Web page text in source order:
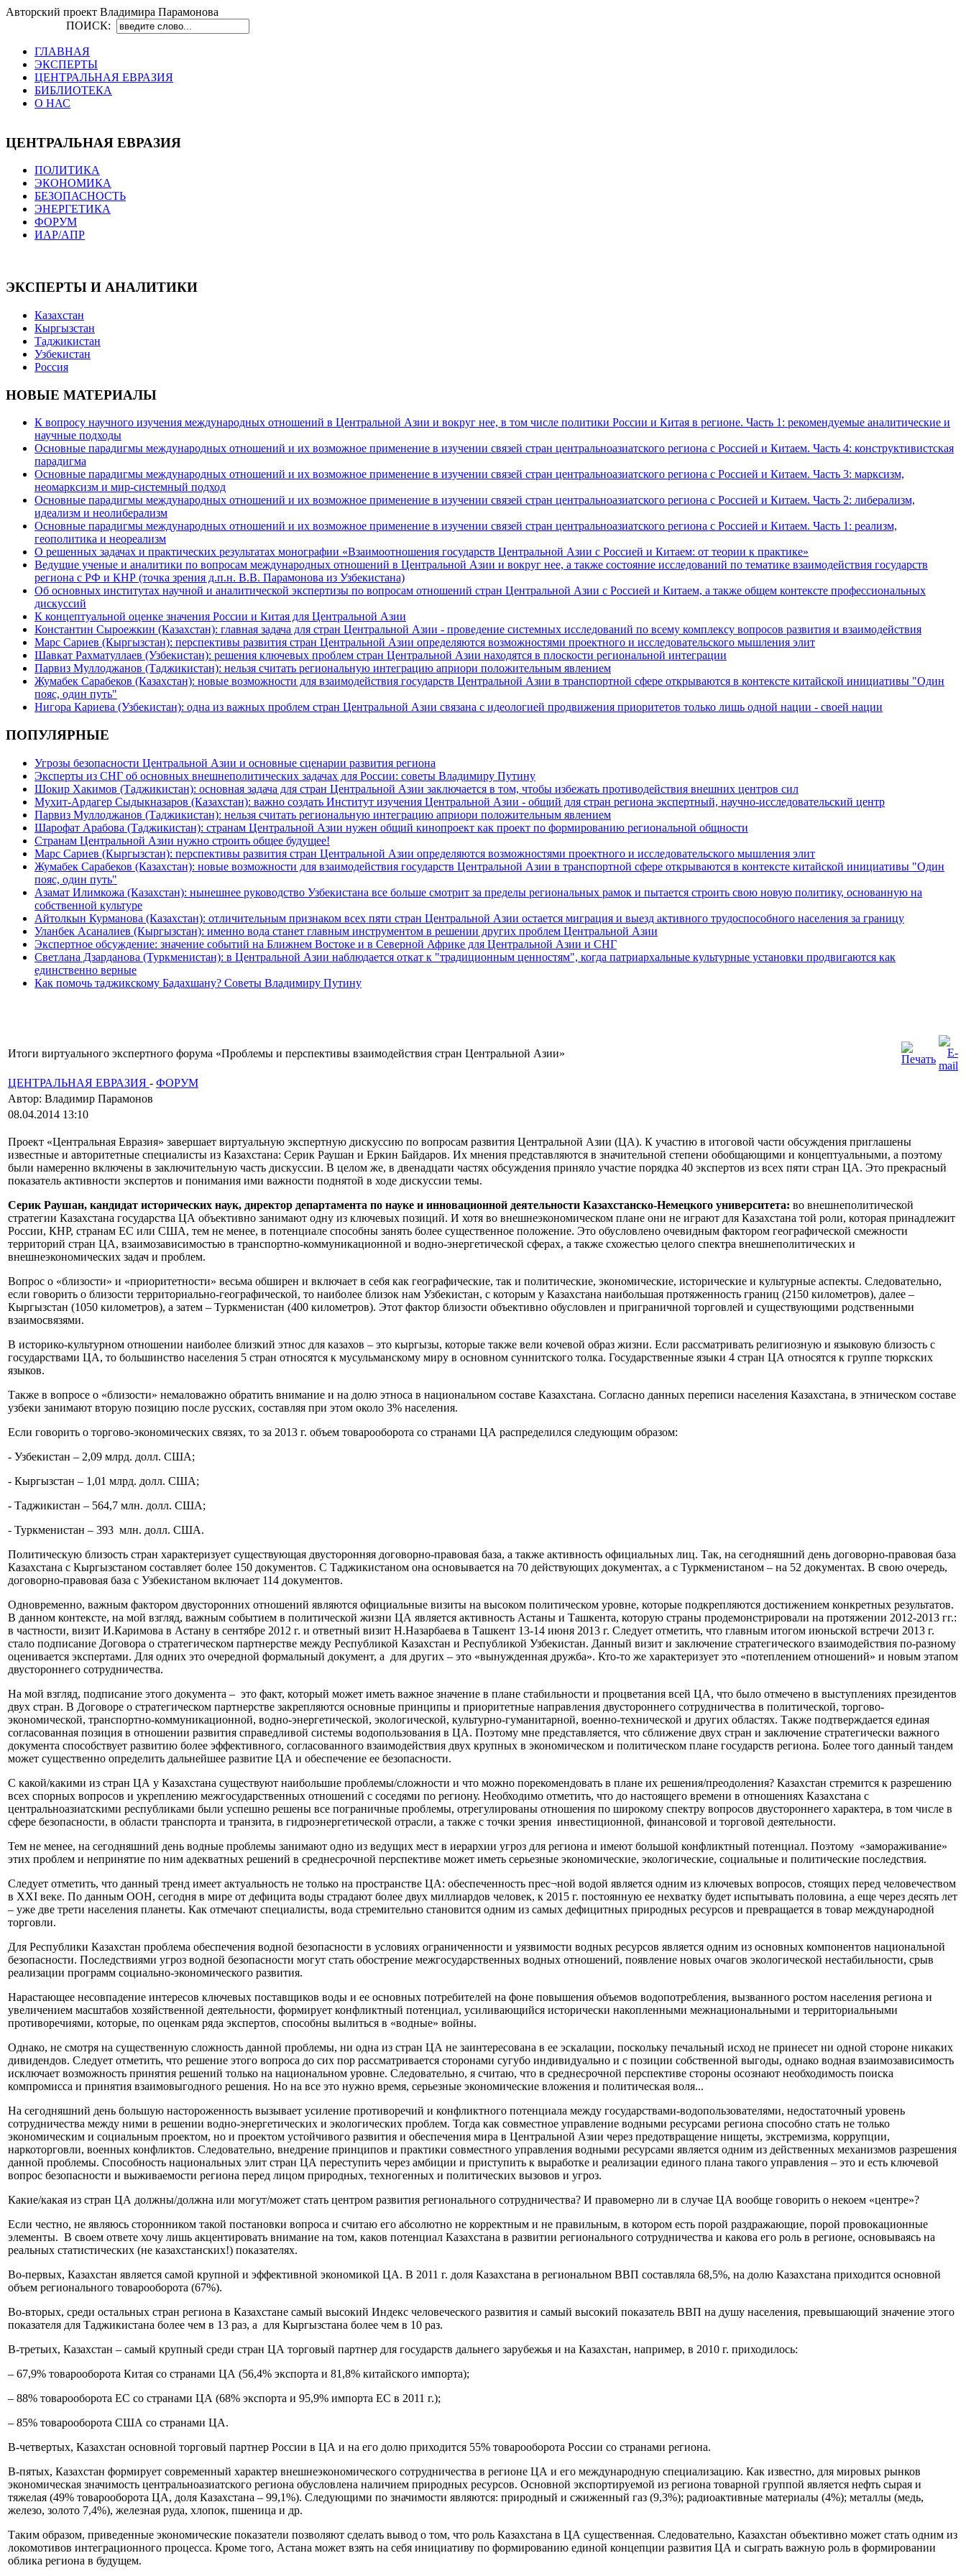
Авторский проект Владимира Парамонова
ПОИСК:
ГЛАВНАЯ
ЭКСПЕРТЫ
ЦЕНТРАЛЬНАЯ ЕВРАЗИЯ
БИБЛИОТЕКА
О НАС
ЦЕНТРАЛЬНАЯ ЕВРАЗИЯ
ПОЛИТИКА
ЭКОНОМИКА
БЕЗОПАСНОСТЬ
ЭНЕРГЕТИКА
ФОРУМ
ИАР/АПР
ЭКСПЕРТЫ И АНАЛИТИКИ
Казахстан
Кыргызстан
Таджикистан
Узбекистан
Россия
НОВЫЕ МАТЕРИАЛЫ
К вопросу научного изучения международных отношений в Центральной Азии и вокруг нее, в том числе политики России и Китая в регионе. Часть 1: рекомендуемые аналитические и
научные подходы
Основные парадигмы международных отношений и их возможное применение в изучении связей стран центральноазиатского региона с Россией и Китаем. Часть 4: конструктивистская
парадигма
Основные парадигмы международных отношений и их возможное применение в изучении связей стран центральноазиатского региона с Россией и Китаем. Часть 3: марксизм,
неомарксизм и мир-системный подход
Основные парадигмы международных отношений и их возможное применение в изучении связей стран центральноазиатского региона с Россией и Китаем. Часть 2: либерализм,
идеализм и неолиберализм
Основные парадигмы международных отношений и их возможное применение в изучении связей стран центральноазиатского региона с Россией и Китаем. Часть 1: реализм,
геополитика и неореализм
О решенных задачах и практических результатах монографии «Взаимоотношения государств Центральной Азии с Россией и Китаем: от теории к практике»
Ведущие ученые и аналитики по вопросам международных отношений в Центральной Азии и вокруг нее, а также состояние исследований по тематике взаимодействия государств
региона с РФ и КНР (точка зрения д.п.н. В.В. Парамонова из Узбекистана)
Об основных институтах научной и аналитической экспертизы по вопросам отношений стран Центральной Азии с Россией и Китаем, а также общем контексте профессиональных
дискуссий
К концептуальной оценке значения России и Китая для Центральной Азии
Константин Сыроежкин (Казахстан): главная задача для стран Центральной Азии - проведение системных исследований по всему комплексу вопросов развития и взаимодействия
Марс Сариев (Кыргызстан): перспективы развития стран Центральной Азии определяются возможностями проектного и исследовательского мышления элит
Шавкат Рахматуллаев (Узбекистан): решения ключевых проблем стран Центральной Азии находятся в плоскости региональной интеграции
Парвиз Муллоджанов (Таджикистан): нельзя считать региональную интеграцию априори положительным явлением
Жумабек Сарабеков (Казахстан): новые возможности для взаимодействия государств Центральной Азии в транспортной сфере открываются в контексте китайской инициативы "Один
пояс, один путь"
Нигора Кариева (Узбекистан): одна из важных проблем стран Центральной Азии связана с идеологией продвижения приоритетов только лишь одной нации - своей нации
ПОПУЛЯРНЫЕ
Угрозы безопасности Центральной Азии и основные сценарии развития региона
Эксперты из СНГ об основных внешнеполитических задачах для России: советы Владимиру Путину
Шокир Хакимов (Таджикистан): основная задача для стран Центральной Азии заключается в том, чтобы избежать противодействия внешних центров сил
Мухит-Ардагер Сыдыкназаров (Казахстан): важно создать Институт изучения Центральной Азии - общий для стран региона экспертный, научно-исследовательский центр
Парвиз Муллоджанов (Таджикистан): нельзя считать региональную интеграцию априори положительным явлением
Шарофат Арабова (Таджикистан): странам Центральной Азии нужен общий кинопроект как проект по формированию региональной общности
Странам Центральной Азии нужно строить общее будущее!
Марс Сариев (Кыргызстан): перспективы развития стран Центральной Азии определяются возможностями проектного и исследовательского мышления элит
Жумабек Сарабеков (Казахстан): новые возможности для взаимодействия государств Центральной Азии в транспортной сфере открываются в контексте китайской инициативы "Один
пояс, один путь"
Азамат Илимкожа (Казахстан): нынешнее руководство Узбекистана все больше смотрит за пределы региональных рамок и пытается строить свою новую политику, основанную на
собственной культуре
Айтолкын Курманова (Казахстан): отличительным признаком всех пяти стран Центральной Азии остается миграция и выезд активного трудоспособного населения за границу
Уланбек Асаналиев (Кыргызстан): именно вода станет главным инструментом в решении других проблем Центральной Азии
Экспертное обсуждение: значение событий на Ближнем Востоке и в Северной Африке для Центральной Азии и СНГ
Светлана Дзарданова (Туркменистан): в Центральной Азии наблюдается откат к "традиционным ценностям", когда патриархальные культурные установки продвигаются как
единственно верные
Как помочь таджикскому Бадахшану? Советы Владимиру Путину
Итоги виртуального экспертного форума «Проблемы и перспективы взаимодействия стран Центральной Азии»
ЦЕНТРАЛЬНАЯ ЕВРАЗИЯ - ФОРУМ
Автор: Владимир Парамонов
08.04.2014 13:10
Проект «Центральная Евразия» завершает виртуальную экспертную дискуссию по вопросам развития Центральной Азии (ЦА). К участию в итоговой части обсуждения приглашены
известные и авторитетные специалисты из Казахстана: Серик Раушан и Еркин Байдаров. Их мнения представляются в значительной степени обобщающими и концептуальными, а поэтому
были намеренно включены в заключительную часть дискуссии. В целом же, в двенадцати частях обсуждения приняло участие порядка 40 экспертов из всех пяти стран ЦА. Это прекрасный
показатель активности экспертов и понимания ими важности поднятой в ходе дискуссии темы.
Серик Раушан, кандидат исторических наук, директор департамента по науке и инновационной деятельности Казахстанско-Немецкого университета: во внешнеполитической
стратегии Казахстана государства ЦА объективно занимают одну из ключевых позиций. И хотя во внешнеэкономическом плане они не играют для Казахстана той роли, которая принадлежит
России, КНР, странам ЕС или США, тем не менее, в потенциале способны занять более существенное положение. Это обусловлено очевидным фактором географической смежности
территорий стран ЦА, взаимозависимостью в транспортно-коммуникационной и водно-энергетической сферах, а также схожестью целого спектра внешнеполитических и
внешнеэкономических задач и проблем.
Вопрос о «близости» и «приоритетности» весьма обширен и включает в себя как географические, так и политические, экономические, исторические и культурные аспекты. Следовательно,
если говорить о близости территориально-географической, то наиболее близок нам Узбекистан, с которым у Казахстана наибольшая протяженность границ (2150 километров), далее –
Кыргызстан (1050 километров), а затем – Туркменистан (400 километров). Этот фактор близости объективно обусловлен и приграничной торговлей и существующими родственными
взаимосвязями.
В историко-культурном отношении наиболее близкий этнос для казахов – это кыргызы, которые также вели кочевой образ жизни. Если рассматривать религиозную и языковую близость с
государствами ЦА, то большинство населения 5 стран относятся к мусульманскому миру в основном суннитского толка. Государственные языки 4 стран ЦА относятся к группе тюркских
языков.
Также в вопросе о «близости» немаловажно обратить внимание и на долю этноса в национальном составе Казахстана. Согласно данных переписи населения Казахстана, в этническом составе
узбеки занимают вторую позицию после русских, составляя при этом около 3% населения.
Если говорить о торгово-экономических связях, то за 2013 г. объем товарооборота со странами ЦА распределился следующим образом:
- Узбекистан – 2,09 млрд. долл. США;
- Кыргызстан – 1,01 млрд. долл. США;
- Таджикистан – 564,7 млн. долл. США;
- Туркменистан – 393 млн. долл. США.
Политическую близость стран характеризует существующая двусторонняя договорно-правовая база, а также активность официальных лиц. Так, на сегодняшний день договорно-правовая база
Казахстана с Кыргызстаном составляет более 150 документов. С Таджикистаном она основывается на 70 действующих документах, а с Туркменистаном – на 52 документах. В свою очередь,
договорно-правовая база с Узбекистаном включает 114 документов.
Одновременно, важным фактором двусторонних отношений являются официальные визиты на высоком политическом уровне, которые подкрепляются достижением конкретных результатов.
В данном контексте, на мой взгляд, важным событием в политической жизни ЦА является активность Астаны и Ташкента, которую страны продемонстрировали на протяжении 2012-2013 гг.:
в частности, визит И.Каримова в Астану в сентябре 2012 г. и ответный визит Н.Назарбаева в Ташкент 13-14 июня 2013 г. Следует отметить, что главным итогом июньской встречи 2013 г.
стало подписание Договора о стратегическом партнерстве между Республикой Казахстан и Республикой Узбекистан. Данный визит и заключение стратегического взаимодействия по-разному
оценивается экспертами. Для одних это очередной формальный документ, а для других – это «вынужденная дружба». Кто-то же характеризует это «потеплением отношений» и новым этапом
двустороннего сотрудничества.
На мой взгляд, подписание этого документа – это факт, который может иметь важное значение в плане стабильности и процветания всей ЦА, что было отмечено в выступлениях президентов
двух стран. В Договоре о стратегическом партнерстве закрепляются основные принципы и приоритетные направления двустороннего сотрудничества в политической, торгово-
экономической, транспортно-коммуникационной, водно-энергетической, экологической, культурно-гуманитарной, военно-технической и других областях. Также подтверждается единая
согласованная позиция в отношении развития справедливой системы водопользования в ЦА. Поэтому мне представляется, что сближение двух стран и заключение стратегически важного
документа способствует развитию более эффективного, согласованного взаимодействия двух крупных в экономическом и политическом плане государств региона. Более того данный тандем
может существенно определить дальнейшее развитие ЦА и обеспечение ее безопасности.
С какой/какими из стран ЦА у Казахстана существуют наибольшие проблемы/сложности и что можно порекомендовать в плане их решения/преодоления? Казахстан стремится к разрешению
всех спорных вопросов и укреплению межгосударственных отношений с соседями по региону. Необходимо отметить, что до настоящего времени в отношениях Казахстана с
центральноазиатскими республиками были успешно решены все пограничные проблемы, отрегулированы отношения по широкому спектру вопросов двустороннего характера, в том числе в
сфере безопасности, в области транспорта и транзита, в гидроэнергетической отрасли, а также с точки зрения инвестиционной, финансовой и торговой деятельности.
Тем не менее, на сегодняшний день водные проблемы занимают одно из ведущих мест в иерархии угроз для региона и имеют большой конфликтный потенциал. Поэтому «замораживание»
этих проблем и непринятие по ним адекватных решений в среднесрочной перспективе может иметь серьезные экономические, экологические, социальные и политические последствия.
Следует отметить, что данный тренд имеет актуальность не только на пространстве ЦА: обеспеченность прес¬ной водой является одним из ключевых вопросов, стоящих перед человечеством
в XXI веке. По данным ООН, сегодня в мире от дефицита воды страдают более двух миллиардов человек, к 2015 г. постоянную ее нехватку будет испытывать половина, а еще через десять лет
– уже две трети населения планеты. Как отмечают специалисты, вода стремительно становится одним из самых дефицитных природных ресурсов и превращается в товар международной
торговли.
Для Республики Казахстан проблема обеспечения водной безопасности в условиях ограниченности и уязвимости водных ресурсов является одним из основных компонентов национальной
безопасности. Последствиями угроз водной безопасности могут стать обострение межгосударственных водных отношений, появление новых очагов экологической нестабильности, срыв
реализации программ социально-экономического развития.
Нарастающее несовпадение интересов ключевых поставщиков воды и ее основных потребителей на фоне повышения объемов водопотребления, вызванного ростом населения региона и
увеличением масштабов хозяйственной деятельности, формирует конфликтный потенциал, усиливающийся исторически накопленными межнациональными и территориальными
противоречиями, которые, по оценкам ряда экспертов, способны вылиться в «водные» войны.
Однако, не смотря на существенную сложность данной проблемы, ни одна из стран ЦА не заинтересована в ее эскалации, поскольку печальный исход не принесет ни одной стороне никаких
дивидендов. Следует отметить, что решение этого вопроса до сих пор рассматривается сторонами сугубо индивидуально и с позиции собственной выгоды, однако водная взаимозависимость
исключает возможность принятия решений только на национальном уровне. Следовательно, я считаю, что в среднесрочной перспективе стороны осознают необходимость поиска
компромисса и принятия взаимовыгодного решения. Но на все это нужно время, серьезные экономические вложения и политическая воля...
На сегодняшний день большую настороженность вызывает усиление противоречий и конфликтного потенциала между государствами-водопользователями, недостаточный уровень
сотрудничества между ними в решении водно-энергетических и экологических проблем. Тогда как совместное управление водными ресурсами региона способно стать не только
экономическим и социальным проектом, но и проектом устойчивого развития и обеспечения мира в Центральной Азии через предотвращение нищеты, экстремизма, коррупции,
наркоторговли, военных конфликтов. Следовательно, внедрение принципов и практики совместного управления водными ресурсами является одним из действенных механизмов разрешения
данной проблемы. Способность национальных элит стран ЦА переступить через амбиции и приступить к выработке и реализации единого плана такого управления – это и есть ключевой
вопрос безопасности и выживаемости региона перед лицом природных, техногенных и политических вызовов и угроз.
Какие/какая из стран ЦА должны/должна или могут/может стать центром развития регионального сотрудничества? И правомерно ли в случае ЦА вообще говорить о некоем «центре»?
Если честно, не являюсь сторонником такой постановки вопроса и считаю его абсолютно не корректным и не правильным, в котором есть порой раздражающие, порой провокационные
элементы. В своем ответе хочу лишь акцентировать внимание на том, каков потенциал Казахстана в развитии регионального сотрудничества и какова его роль в регионе, основываясь на
реальных статистических (не казахстанских!) показателях.
Во-первых, Казахстан является самой крупной и эффективной экономикой ЦА. В 2011 г. доля Казахстана в региональном ВВП составляла 68,5%, на долю Казахстана приходится основной
объем регионального товарооборота (67%).
Во-вторых, среди остальных стран региона в Казахстане самый высокий Индекс человеческого развития и самый высокий показатель ВВП на душу населения, превышающий значение этого
показателя для Таджикистана более чем в 13 раз, а для Кыргызстана более чем в 10 раз.
В-третьих, Казахстан – самый крупный среди стран ЦА торговый партнер для государств дальнего зарубежья и на Казахстан, например, в 2010 г. приходилось:
– 67,9% товарооборота Китая со странами ЦА (56,4% экспорта и 81,8% китайского импорта);
– 88% товарооборота ЕС со странами ЦА (68% экспорта и 95,9% импорта ЕС в 2011 г.);
– 85% товарооборота США со странами ЦА.
В-четвертых, Казахстан основной торговый партнер России в ЦА и на его долю приходится 55% товарооборота России со странами региона.
В-пятых, Казахстан формирует современный характер внешнеэкономического сотрудничества в регионе ЦА и его международную специализацию. Как известно, для мировых рынков
экономическая значимость центральноазиатского региона обусловлена наличием природных ресурсов. Основной экспортируемой из региона товарной группой является нефть сырая и
тяжелая (49% товарооборота ЦА, доля Казахстана – 99,1%). Следующими по значимости являются: природный и сжиженный газ (9,3%); радиоактивные материалы (4%); металлы (медь,
железо, золото 7,4%), железная руда, хлопок, пшеница и др.
Таким образом, приведенные экономические показатели позволяют сделать вывод о том, что роль Казахстана в ЦА существенная. Следовательно, Казахстан объективно может стать одним из
локомотивов интеграционного процесса. Кроме того, Астана может взять на себя инициативу по формированию единой концепции развития ЦА и сыграть важную роль в формировании
облика региона в будущем.